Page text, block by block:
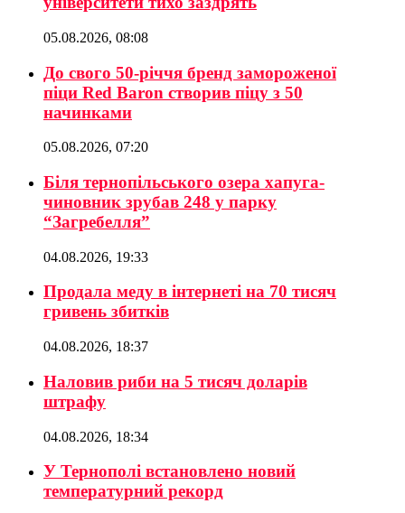
05.08.2026, 08:08
До свого 50-річчя бренд замороженої
піци Red Baron створив піцу з 50
начинками
05.08.2026, 07:20
Біля тернопільського озера хапуга-
чиновник зрубав 248 у парку
“Загребелля”
04.08.2026, 19:33
Продала меду в інтернеті на 70 тисяч
гривень збитків
04.08.2026, 18:37
Наловив риби на 5 тисяч доларів
штрафу
04.08.2026, 18:34
У Тернополі встановлено новий
температурний рекорд